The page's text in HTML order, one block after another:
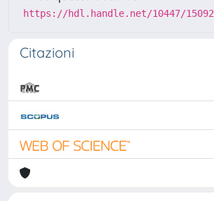
https://hdl.handle.net/10447/15092
Citazioni